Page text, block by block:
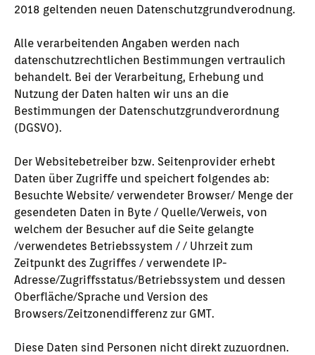
2018 geltenden neuen Datenschutzgrundverodnung.
Alle verarbeitenden Angaben werden nach
datenschutzrechtlichen Bestimmungen vertraulich
behandelt. Bei der Verarbeitung, Erhebung und
Nutzung der Daten halten wir uns an die
Bestimmungen der Datenschutzgrundverordnung
(DGSVO).
Der Websitebetreiber bzw. Seitenprovider erhebt
Daten über Zugriffe und speichert folgendes ab:
Besuchte Website/ verwendeter Browser/ Menge der
gesendeten Daten in Byte / Quelle/Verweis, von
welchem der Besucher auf die Seite gelangte
/verwendetes Betriebssystem / / Uhrzeit zum
Zeitpunkt des Zugriffes / verwendete IP-
Adresse/Zugriffsstatus/Betriebssystem und dessen
Oberfläche/Sprache und Version des
Browsers/Zeitzonendifferenz zur GMT.
Diese Daten sind Personen nicht direkt zuzuordnen.